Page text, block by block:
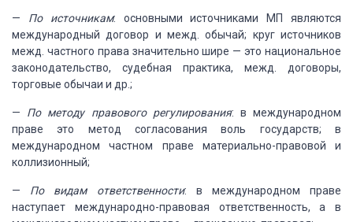
— По источникам: основными источниками МП являются
международный договор и межд. обычай; круг источников
межд. частного права значительно шире — это национальное
законодательство, судебная практика, межд. договоры,
торговые обычаи и др.;
— По методуправового регулирования: в международном
праве это метод согласования воль государств; в
международном частном праве материально-правовой и
коллизионный;
— По видамответственности: в международном праве
наступает международно-правовая ответственность, а в